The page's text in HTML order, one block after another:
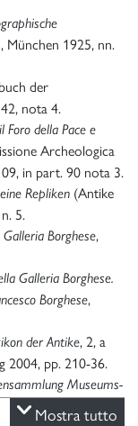
München 1925, nn.
der
nota 4.
della Pace e
Archeologica
in part. 90 nota 3.
Repliken (Antike
5.
Borghese,
Galleria Borghese.
Borghese,
der Antike, 2, a
2004, pp. 210-36.
Museums-
, Main am Rhein
Mostra tutto